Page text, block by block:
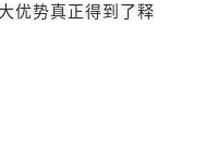
优势真正得到了释